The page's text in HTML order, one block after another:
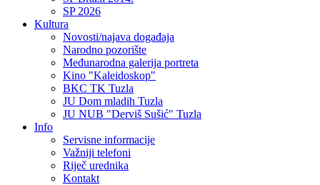
SP 2026
Kultura
Novosti/najava događaja
Narodno pozorište
Međunarodna galerija portreta
Kino "Kaleidoskop"
BKC TK Tuzla
JU Dom mladih Tuzla
JU NUB "Derviš Sušić" Tuzla
Info
Servisne informacije
Važniji telefoni
Riječ urednika
Kontakt